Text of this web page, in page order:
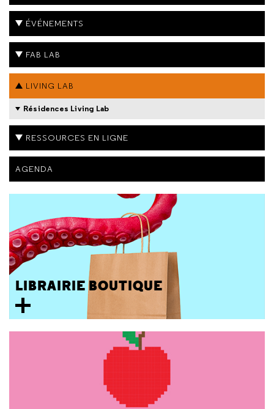
ÉVÉNEMENTS
FAB LAB
LIVING LAB
Résidences Living Lab
RESSOURCES EN LIGNE
AGENDA
LIBRAIRIE BOUTIQUE